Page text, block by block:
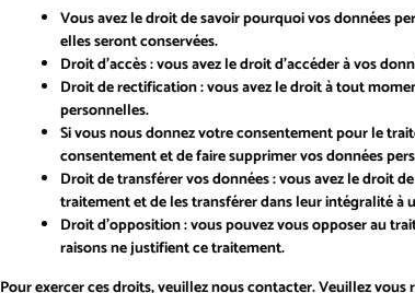
Vous avez le droit de savoir pourquoi vos données
elles seront conservées.
Droit d’accès : vous avez le droit d’accéder à vos
Droit de rectification : vous avez le droit à tout
personnelles.
Si vous nous donnez votre consentement pour le
consentement et de faire supprimer vos données
Droit de transférer vos données : vous avez le droit
traitement et de les transférer dans leur intégralité à
Droit d’opposition : vous pouvez vous opposer au
raisons ne justifient ce traitement.
Pour exercer ces droits, veuillez nous contacter. Veuillez